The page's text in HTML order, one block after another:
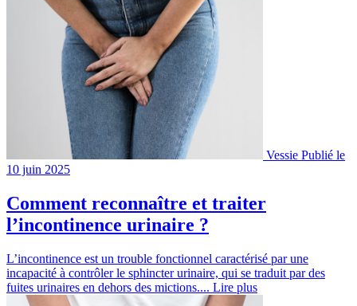
Vessie Publié le
10 juin 2025
Comment reconnaître et traiter
l’incontinence urinaire ?
L’incontinence est un trouble fonctionnel caractérisé par une
incapacité à contrôler le sphincter urinaire, qui se traduit par des
fuites urinaires en dehors des mictions.... Lire plus